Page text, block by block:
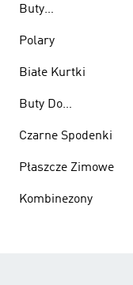
Buty
Polary
Białe Kurtki
Buty Do
Czarne Spodenki
Płaszcze Zimowe
Kombinezony